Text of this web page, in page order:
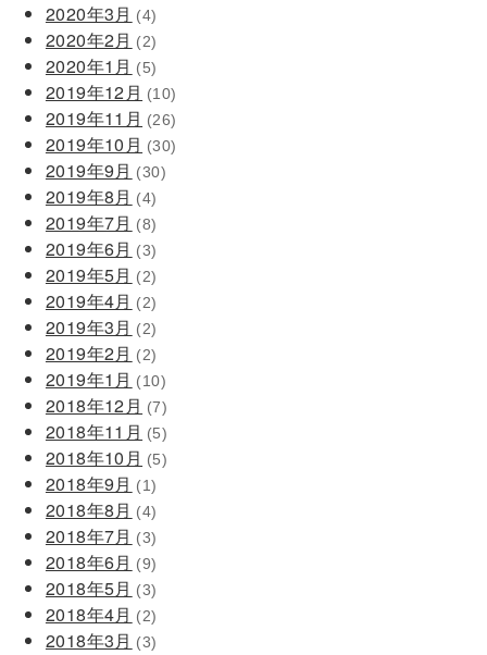
2020年3月 (4)
2020年2月 (2)
2020年1月 (5)
2019年12月 (10)
2019年11月 (26)
2019年10月 (30)
2019年9月 (30)
2019年8月 (4)
2019年7月 (8)
2019年6月 (3)
2019年5月 (2)
2019年4月 (2)
2019年3月 (2)
2019年2月 (2)
2019年1月 (10)
2018年12月 (7)
2018年11月 (5)
2018年10月 (5)
2018年9月 (1)
2018年8月 (4)
2018年7月 (3)
2018年6月 (9)
2018年5月 (3)
2018年4月 (2)
2018年3月 (3)